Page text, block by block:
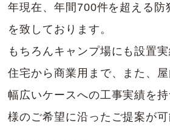
年現在、年間700件を超える防
を致しております。
もちろんキャンプ場にも設置実
住宅から商業用まで、また、屋
幅広いケースへの工事実績を
様のご希望に沿ったご提案が可